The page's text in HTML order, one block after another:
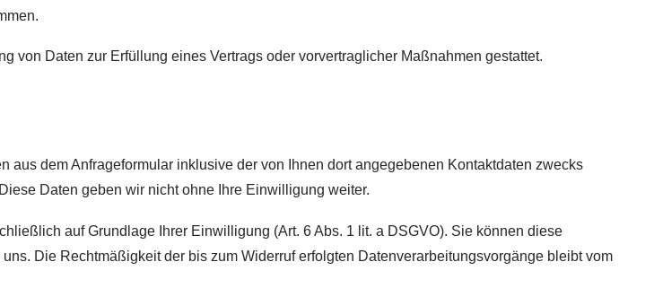
von Daten zur Erfüllung eines Vertrags oder vorvertraglicher Maßnahmen gestattet.
dem Anfrageformular inklusive der von Ihnen dort angegebenen Kontaktdaten zwecks
Daten geben wir nicht ohne Ihre Einwilligung weiter.
auf Grundlage Ihrer Einwilligung (Art. 6 Abs. 1 lit. a DSGVO). Sie können diese
Die Rechtmäßigkeit der bis zum Widerruf erfolgten Datenverarbeitungsvorgänge bleibt vom